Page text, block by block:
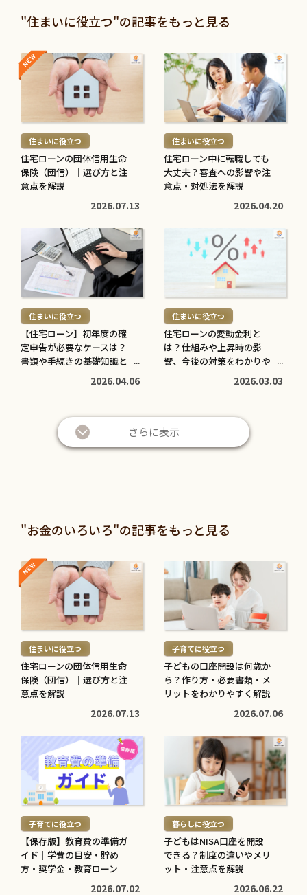
投資信託と株の違いは？仕
組みやリスク、利益などを
2026.05.28
退職金は定期預金で運用す
べき？メリット・デメリッ
2026.05.21
き
を
読
む
>子育てに役立つ
高校生でも口座開設でき
意点をわかりやすく解説
2026.05.12
き
を
読
む
>住まいに役立つ
住宅ローン中に転職しても
2026.04.20
"住まいに役立つ"の記事をもっと見る
続
き
む
>
NEW
NEW
住まいに役立つ
住宅ローンの団体信用生命
保険（団信）｜選び方と注
意点を解説
2026.07.13
続
き
読
む
> 住まいに役立つ
住宅ローン中に転職しても
大丈夫？審査への影響や注
意点・対処法を解説
2026.04.20
き
読
む
> 住まいに役立つ
【住宅ローン】初年度の確
定申告が必要なケースは？
書類や手続きの基礎知識と
2026.04.06
む
> 住まいに役立つ
住宅ローンの変動金利と
は？仕組みや上昇時の影
響、今後の対策をわかりや
2026.03.03
さらに表示
"お金のいろいろ"の記事をもっと見る
続
き
む
>
NEW
NEW
住まいに役立つ
住宅ローンの団体信用生命
保険（団信）｜選び方と注
意点を解説
2026.07.13
続
き
を
読
む
> 子育てに役立つ
子どもの口座開設は何歳か
ら？作り方・必要書類・メ
リットをわかりやすく解説
2026.07.06
を
読
む
> 子育てに役立つ
【保存版】教育費の準備ガ
イド｜学費の目安・貯め
方・奨学金・教育ローン
2026.07.02
を
読
む
> 暮らしに役立つ
子どもはNISA口座を開設
できる？制度の違いやメリ
ット・注意点を解説
2026.06.22